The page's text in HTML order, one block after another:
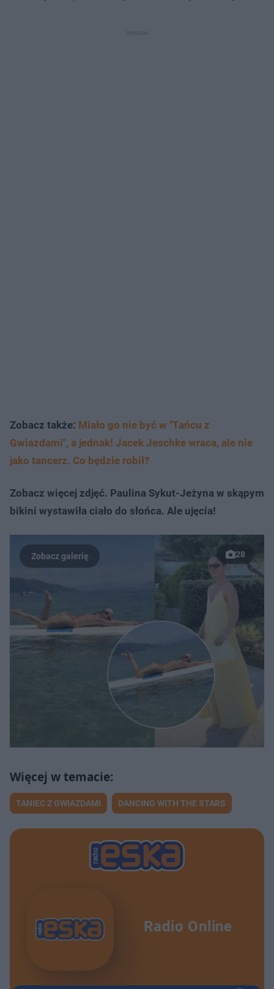
Zobacz także: Miało go nie być w "Tańcu z
Gwiazdami", a jednak! Jacek Jeschke wraca, ale nie
jako tancerz. Co będzie robił?
Zobacz więcej zdjęć. Paulina Sykut-Jeżyna w skąpym
bikini wystawiła ciało do słońca. Ale ujęcia!
28
TANIEC Z GWIAZDAMI DANCING WITH THE STARS
Radio Online